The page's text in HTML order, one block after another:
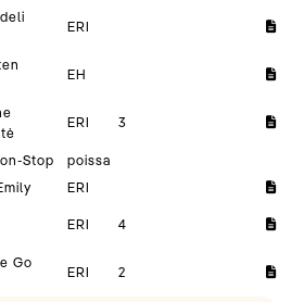
ERI
EH
ERI 3
Stop
poissa
ERI
ERI 4
Go
ERI 2